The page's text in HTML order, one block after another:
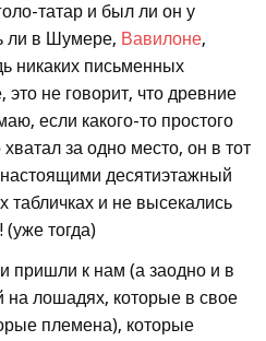
татар и был ли он у
ли в Шумере, Вавилоне,
никаких письменных
не говорит, что древние
если какого-то простого
за одно место, он в тот
десятиэтажный
табличках и не высекались
тогда)
пришли к нам (а заодно и в
на лошадях, которые в свое
племена), которые